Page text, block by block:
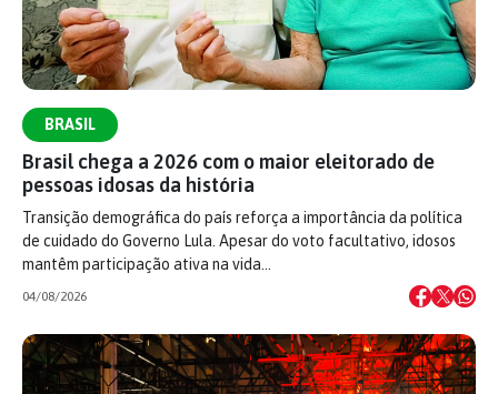
BRASIL
Brasil chega a 2026 com o maior eleitorado de
pessoas idosas da história
Transição demográfica do país reforça a importância da política
de cuidado do Governo Lula. Apesar do voto facultativo, idosos
mantêm participação ativa na vida…
04/08/2026